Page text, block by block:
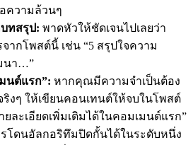
ความล้วนๆ
บทสรุป: พาดหัวให้ชัดเจนไปเลยว่า
ากโพสต์นี้ เช่น “5 สรุปใจความ
นา…”
นต์แรก”: หากคุณมีความจำเป็นต้อง
งๆ ให้เขียนคอนเทนต์ให้จบในโพสต์
ยละเอียดเพิ่มเติมได้ในคอมเมนต์แรก”
รโดนอัลกอริทึมปิดกั้นได้ในระดับหนึ่ง